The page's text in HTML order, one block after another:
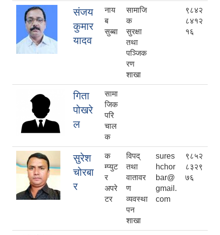
संजय
कुमार
यादव
नाय
ब
सुब्बा
सामाजि
क
सुरक्षा
तथा
पञ्जिक
रण
शाखा
९८४२
८४१२
१६
गिता
पोखरे
ल
सामा
जिक
परि
चाल
क
सुरेश
चोरबा
र
क
म्प्युट
र
अपरे
टर
विपद्
तथा
वातावर
ण
व्यवस्था
पन
शाखा
sures
hchor
bar@
gmail.
com
९८५२
८३२९
७६